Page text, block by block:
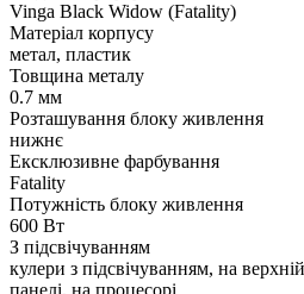
Vinga Black Widow (Fatality)
Матеріал корпусу
метал, пластик
Товщина металу
0.7 мм
Розташування блоку живлення
нижнє
Ексклюзивне фарбування
Fatality
Потужність блоку живлення
600 Вт
З підсвічуванням
кулери з підсвічуванням, на
панелі, на процесорі